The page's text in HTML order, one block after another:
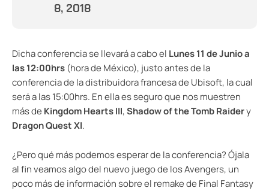
8, 2018
Dicha conferencia se llevará a cabo el Lunes 11 de Junio a
las 12:00hrs (hora de México), justo antes de la
conferencia de la distribuidora francesa de Ubisoft, la cual
será a las 15:00hrs. En ella es seguro que nos muestren
más de Kingdom Hearts III,Shadow of the Tomb Raidery
Dragon Quest XI.
¿Pero qué más podemos esperar de la conferencia? Ójala
al fin veamos algo del nuevo juego de los Avengers, un
poco más de información sobre el remake de Final Fantasy